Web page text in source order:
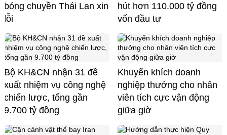
bóng chuyền Thái Lan xin
lỗi
hút hơn 110.000 tỷ đồng
vốn đầu tư
Bộ KH&CN nhận 31 đề
xuất nhiệm vụ công nghệ
chiến lược, tổng gần
9.700 tỷ đồng
Khuyến khích doanh
nghiệp thưởng cho nhân
viên tích cực vận động
giữa giờ